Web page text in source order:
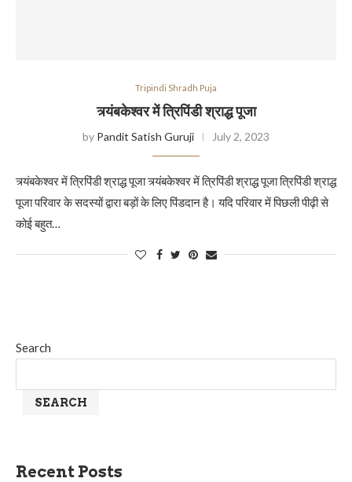
Tripindi Shradh Puja
त्र्यंबकेश्वर में त्रिपिंडी श्राद्ध पूजा
by Pandit Satish Guruji July 2, 2023
त्र्यंबकेश्वर में त्रिपिंडी श्राद्ध पूजा त्र्यंबकेश्वर में त्रिपिंडी श्राद्ध पूजा त्रिपिंडी श्राद्ध
पूजा परिवार के सदस्यों द्वारा बड़ों के लिए पिंडदान है। यदि परिवार में पिछली पीढ़ी से
कोई बहुत…
Search
SEARCH
Recent Posts